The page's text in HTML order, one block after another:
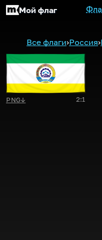
Мой флаг
Все флаги›Россия›
PNG↓ 2:1